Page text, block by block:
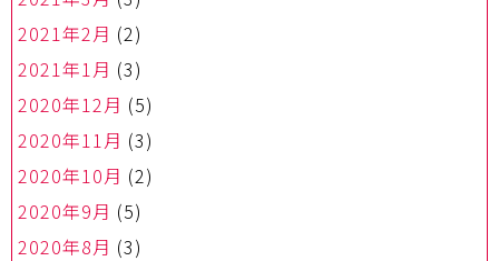
2021年2月 (2)
2021年1月 (3)
2020年12月 (5)
2020年11月 (3)
2020年10月 (2)
2020年9月 (5)
2020年8月 (3)